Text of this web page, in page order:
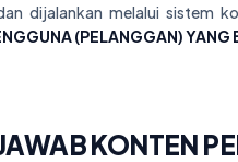
dijalankan melalui sistem
(PELANGGAN) YANG
KONTEN